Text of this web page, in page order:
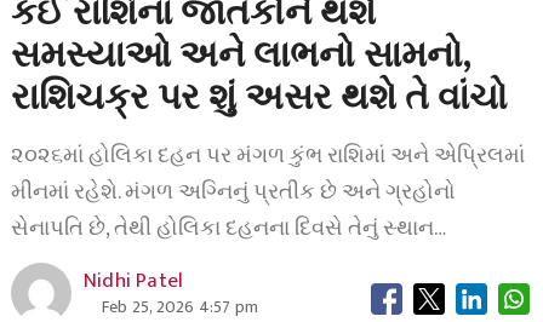
કઈ રાશિના જાતકોને થશે
સમસ્યાઓ અને લાભનો સામનો,
રાશિચક્ર પર શું અસર થશે તે વાંચો
૨૦૨૬માં હોલિકા દહન પર મંગળ કુંભ રાશિમાં અને એપ્રિલમાં
મીનમાં રહેશે. મંગળ અગ્નિનું પ્રતીક છે અને ગ્રહોનો
સેનાપતિ છે, તેથી હોલિકા દહનના દિવસે તેનું સ્થાન…
Nidhi Patel
Feb 25, 2026 4:57 pm